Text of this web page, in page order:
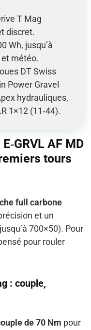
T Mag
discret.
Wh, jusqu’à
météo.
DT Swiss
Power Gravel
hydrauliques,
1×12 (11‑44).
AF MD
tours
full carbone
et un
700×50). Pour
pour rouler
: couple,
de 70 Nm pour